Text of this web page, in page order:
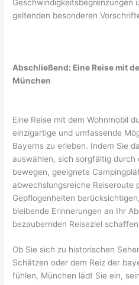
Geschwindigkeitsbegrenzungen
geltenden besonderen
Abschließend: Eine Reise mit
München
Eine Reise mit dem Wohnmobil
einzigartige und umfassende
Bayerns zu erleben. Indem Sie
auswählen, sich sorgfältig durch
bewegen, geeignete
abwechslungsreiche Reiseroute
Gepflogenheiten
bleibende Erinnerungen an Ihr
bezaubernden Reiseziel
Ob Sie sich zu historischen
Schätzen oder dem Reiz der
fühlen, München lädt Sie ein,